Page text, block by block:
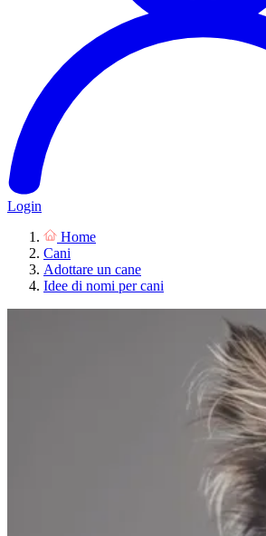
Login
Home
Cani
Adottare un cane
Idee di nomi per cani